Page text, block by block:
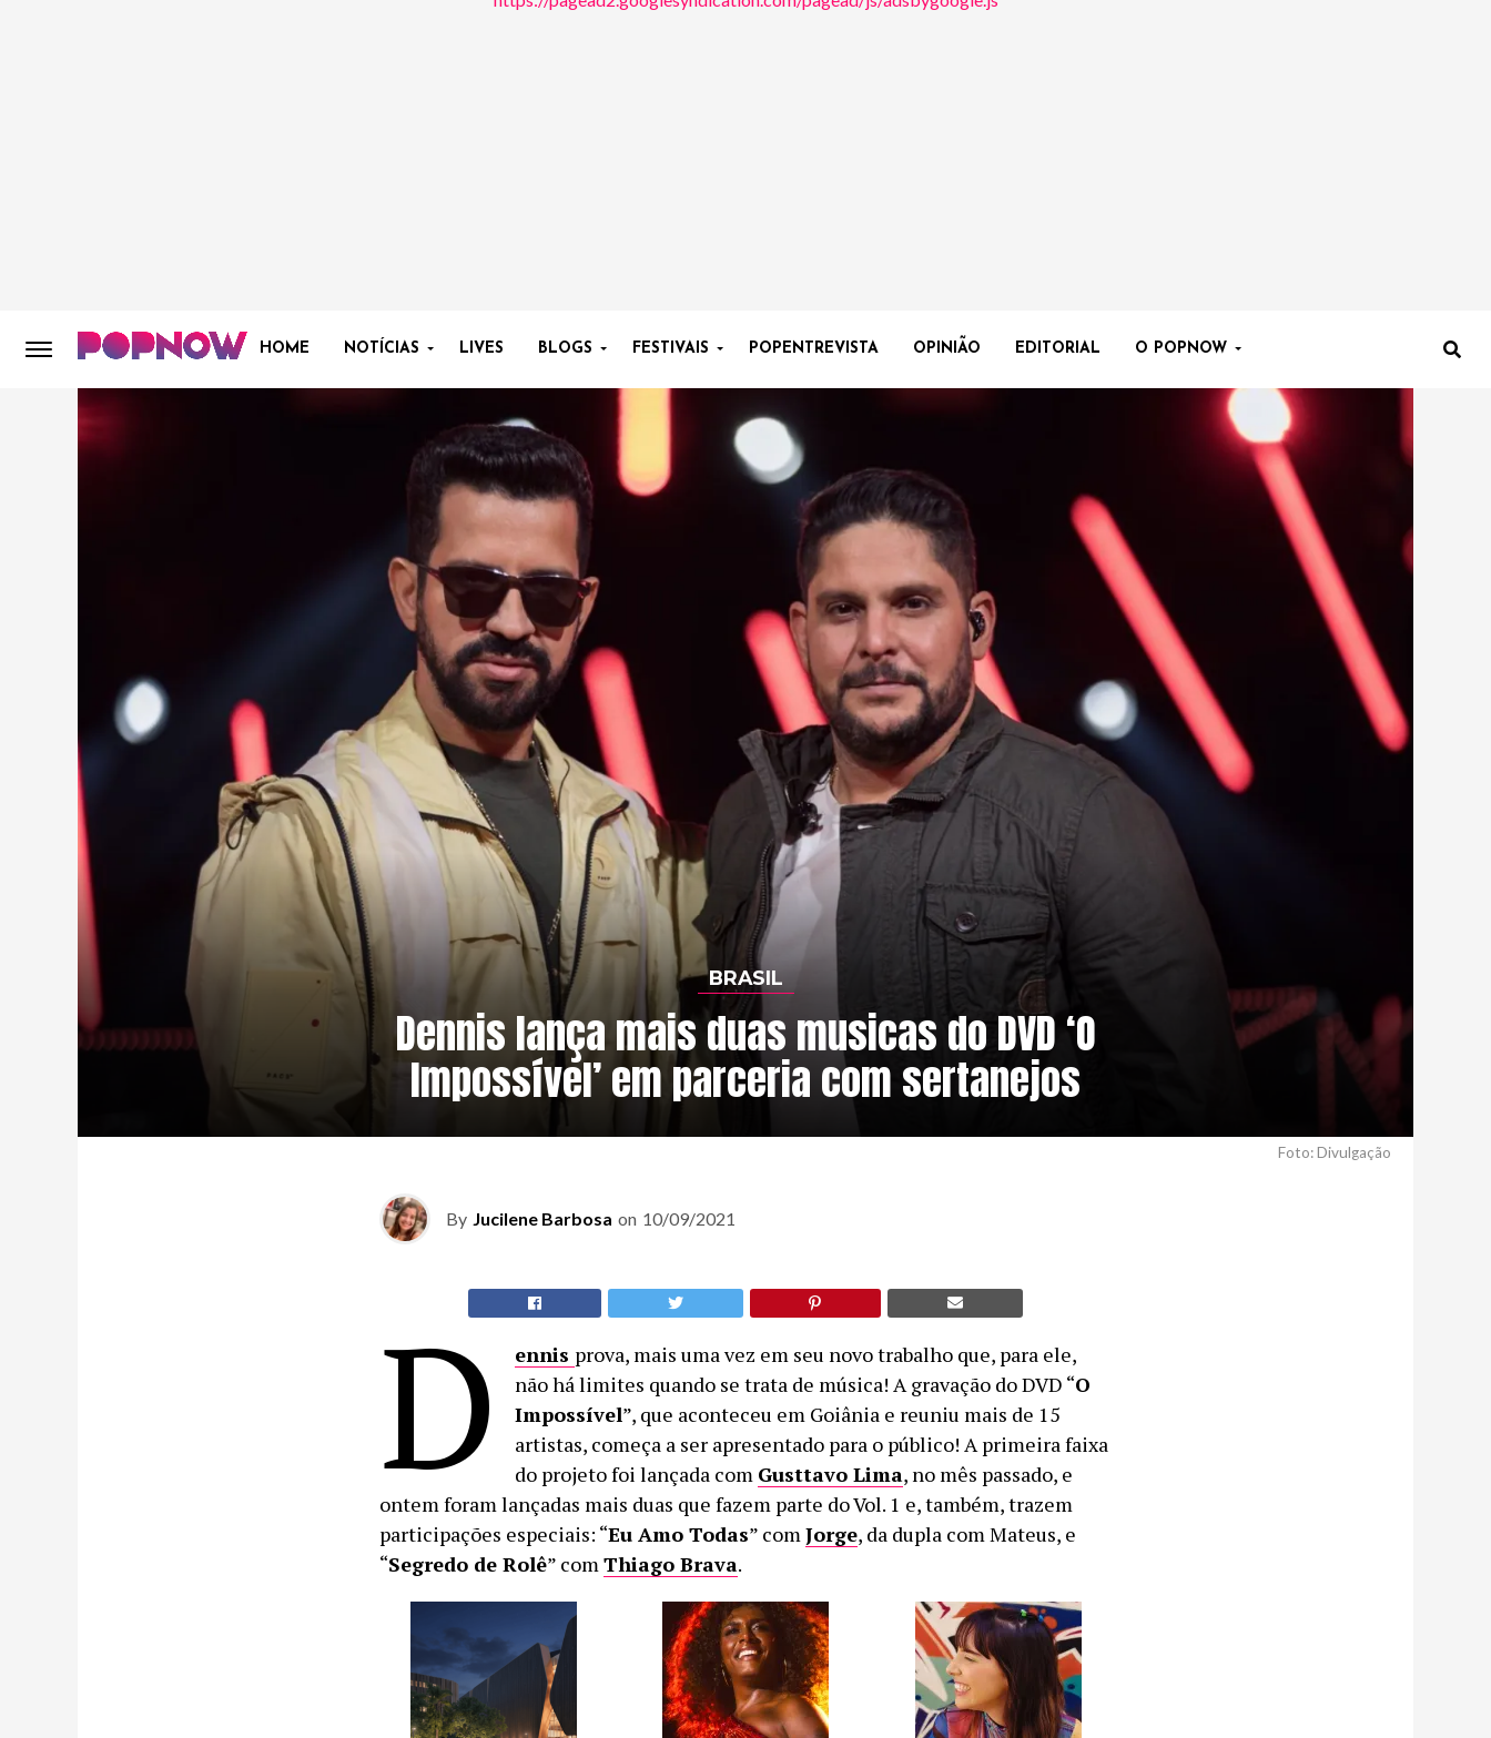
HOME NOTÍCIAS LIVES BLOGS FESTIVAIS POPENTREVISTA OPINIÃO EDITORIAL O POPNOW
BRASIL
Dennis lança mais duas musicas do DVD ‘O
Impossível’ em parceria com sertanejos
Foto: Divulgação
By Jucilene Barbosa on 10/09/2021
D ennis prova, mais uma vez em seu novo trabalho que, para ele,
não há limites quando se trata de música! A gravação do DVD “O
Impossível”, que aconteceu em Goiânia e reuniu mais de 15
artistas, começa a ser apresentado para o público! A primeira faixa
do projeto foi lançada com Gusttavo Lima, no mês passado, e
ontem foram lançadas mais duas que fazem parte do Vol. 1 e, também, trazem
participações especiais: “Eu Amo Todas” comJorge, da dupla com Mateus, e
“Segredo de Rolê” comThiago Brava.